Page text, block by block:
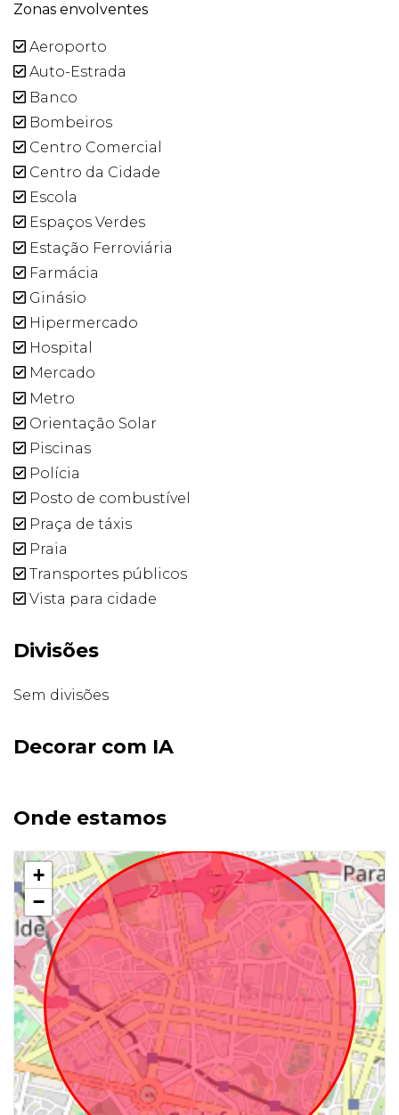
Zonas envolventes
Aeroporto
Auto-Estrada
Banco
Bombeiros
Centro Comercial
Centro da Cidade
Escola
Espaços Verdes
Estação Ferroviária
Farmácia
Ginásio
Hipermercado
Hospital
Mercado
Metro
Orientação Solar
Piscinas
Polícia
Posto de combustível
Praça de táxis
Praia
Transportes públicos
Vista para cidade
Divisões
Sem divisões
Decorar com IA
Onde estamos
+
−